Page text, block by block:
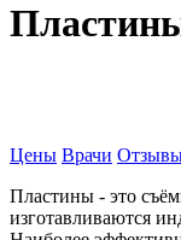
Цены Врачи
Пластины - это
изготавливаются